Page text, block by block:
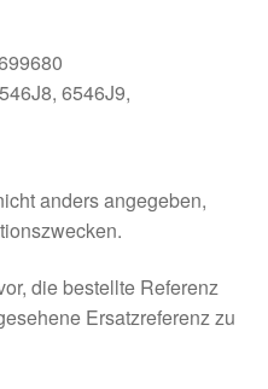
6546J9,
anders angegeben,
die bestellte Referenz
Ersatzreferenz zu